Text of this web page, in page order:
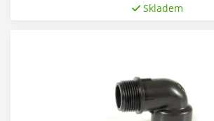
Skladem